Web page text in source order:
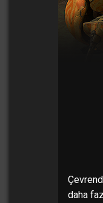
daha